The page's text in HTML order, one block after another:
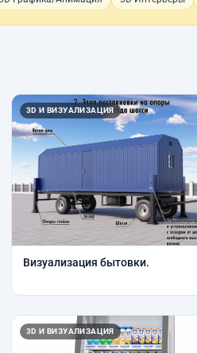
3D И ВИЗУАЛИЗАЦИЯ
Визуализация бытовки.
3D И ВИЗУАЛИЗАЦИЯ